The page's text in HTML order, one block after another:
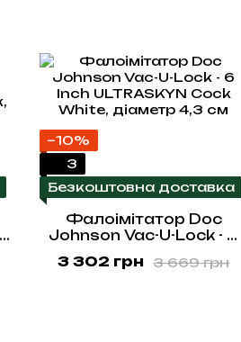
−10%
3
Безкоштовна доставка
Фалоімітатор Doc
Johnson Vac-U-Lock - 6
White, діаметр 4,3 см
3 669 грн
3 302 грн